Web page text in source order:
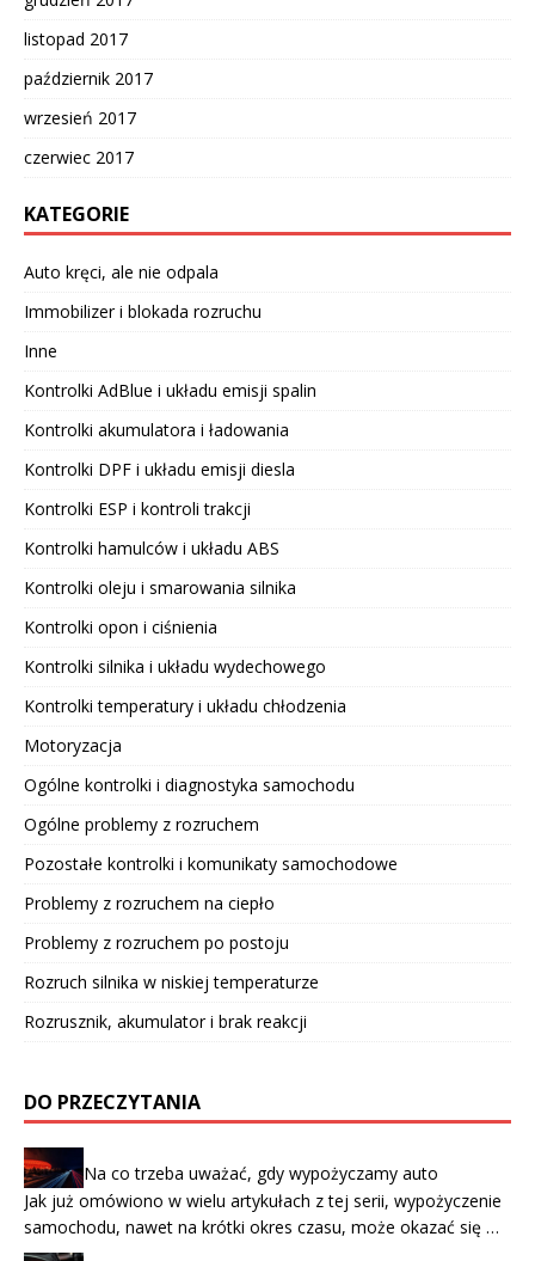
listopad 2017
październik 2017
wrzesień 2017
czerwiec 2017
KATEGORIE
Auto kręci, ale nie odpala
Immobilizer i blokada rozruchu
Inne
Kontrolki AdBlue i układu emisji spalin
Kontrolki akumulatora i ładowania
Kontrolki DPF i układu emisji diesla
Kontrolki ESP i kontroli trakcji
Kontrolki hamulców i układu ABS
Kontrolki oleju i smarowania silnika
Kontrolki opon i ciśnienia
Kontrolki silnika i układu wydechowego
Kontrolki temperatury i układu chłodzenia
Motoryzacja
Ogólne kontrolki i diagnostyka samochodu
Ogólne problemy z rozruchem
Pozostałe kontrolki i komunikaty samochodowe
Problemy z rozruchem na ciepło
Problemy z rozruchem po postoju
Rozruch silnika w niskiej temperaturze
Rozrusznik, akumulator i brak reakcji
DO PRZECZYTANIA
Na co trzeba uważać, gdy wypożyczamy auto
Jak już omówiono w wielu artykułach z tej serii, wypożyczenie
samochodu, nawet na krótki okres czasu, może okazać się …